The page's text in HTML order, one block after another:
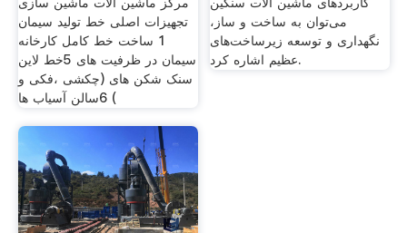
تجهیزات اصلی خط تولید سیمان
1 ساخت خط کامل کارخانه
سیمان در ظرفیت های 5خط لاین
سنک شکن های (چکشی ،فکی و
) 6سالن آسیاب ها
می‌توان به ساخت و ساز،
نگهداری و توسعه زیرساخت‌های
عظیم اشاره کرد.